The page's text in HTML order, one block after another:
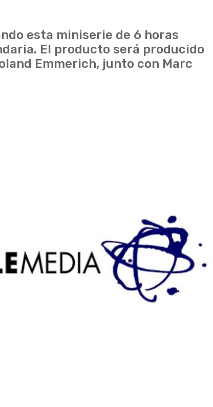
esta miniserie de 6 horas
El producto será producido
Emmerich, junto con Marc